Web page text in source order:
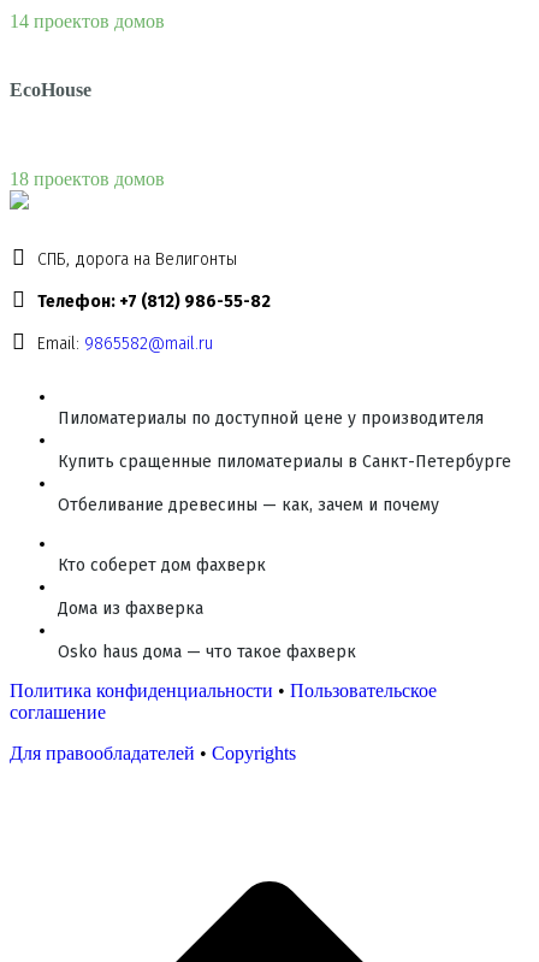
14 проектов домов
EcoHouse
18 проектов домов
СПБ, дорога на Велигонты
Телефон: +7 (812) 986-55-82
Email: 9865582@mail.ru
Пиломатериалы по доступной цене у производителя
Купить сращенные пиломатериалы в Санкт-Петербурге
Отбеливание древесины — как, зачем и почему
Кто соберет дом фахверк
Дома из фахверка
Osko haus дома — что такое фахверк
Политика конфиденциальности • Пользовательское
соглашение
Для правообладателей • Copyrights